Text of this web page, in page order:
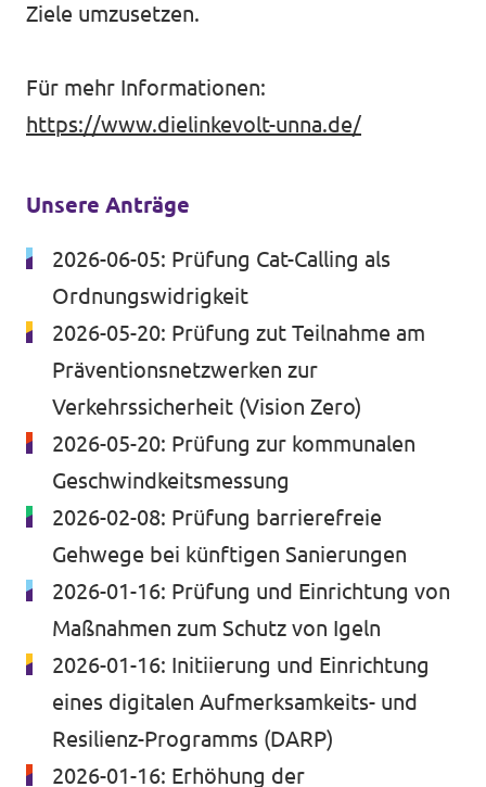
Ziele umzusetzen.
Für mehr Informationen:
https://www.dielinkevolt-unna.de/
Unsere Anträge
2026-06-05: Prüfung Cat-Calling als
Ordnungswidrigkeit
2026-05-20: Prüfung zut Teilnahme am
Präventionsnetzwerken zur
Verkehrssicherheit (Vision Zero)
2026-05-20: Prüfung zur kommunalen
Geschwindkeitsmessung
2026-02-08: Prüfung barrierefreie
Gehwege bei künftigen Sanierungen
2026-01-16: Prüfung und Einrichtung von
Maßnahmen zum Schutz von Igeln
2026-01-16: Initiierung und Einrichtung
eines digitalen Aufmerksamkeits- und
Resilienz-Programms (DARP)
2026-01-16: Erhöhung der